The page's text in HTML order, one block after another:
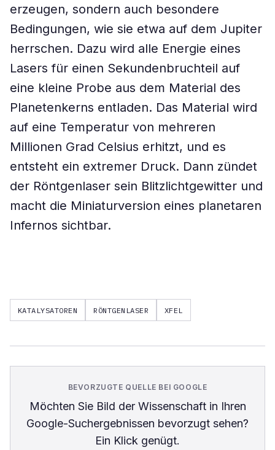
erzeugen, sondern auch besondere
Bedingungen, wie sie etwa auf dem Jupiter
herrschen. Dazu wird alle Energie eines
Lasers für einen Sekundenbruchteil auf
eine kleine Probe aus dem Material des
Planetenkerns entladen. Das Material wird
auf eine Temperatur von mehreren
Millionen Grad Celsius erhitzt, und es
entsteht ein extremer Druck. Dann zündet
der Röntgenlaser sein Blitzlichtgewitter und
macht die Miniaturversion eines planetaren
Infernos sichtbar.
KATALYSATOREN RÖNTGENLASER XFEL
BEVORZUGTE QUELLE BEI GOOGLE
Möchten Sie Bild der Wissenschaftin Ihren
Google-Suchergebnissen bevorzugt sehen?
Ein Klick genügt.